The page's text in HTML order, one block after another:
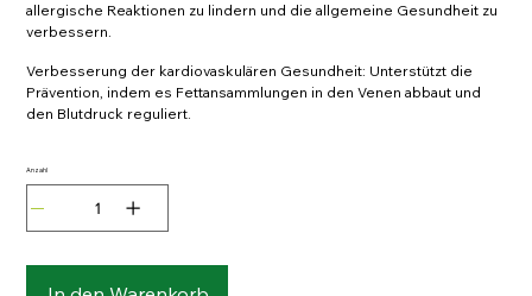
allergische Reaktionen zu lindern und die allgemeine Gesundheit zu
verbessern.
Verbesserung der kardiovaskulären Gesundheit: Unterstützt die
Prävention, indem es Fettansammlungen in den Venen abbaut und
den Blutdruck reguliert.
Anzahl